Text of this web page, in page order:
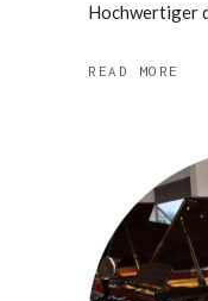
Hochwertiger
READ MORE